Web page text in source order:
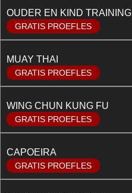
OUDER EN KIND TRAINING
GRATIS PROEFLES
MUAY THAI
GRATIS PROEFLES
WING CHUN KUNG FU
GRATIS PROEFLES
CAPOEIRA
GRATIS PROEFLES